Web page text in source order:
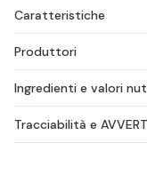
Caratteristiche
Produttori
Ingredienti e valori
Tracciabilità e